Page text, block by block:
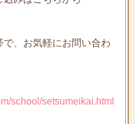
、お気軽にお問い合わ
school/setsumeikai.html